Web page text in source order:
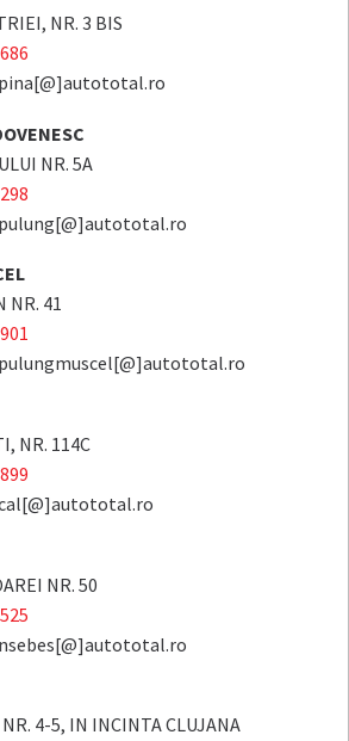
NR. 3 BIS
NR. 5A
NR. 41
NR. 114C
NR. 50
4-5, IN INCINTA CLUJANA